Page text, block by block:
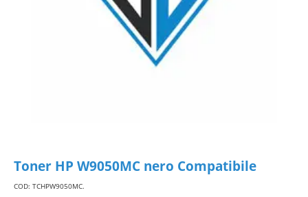
Toner HP W9050MC nero Compatibile
COD: TCHPW9050MC.